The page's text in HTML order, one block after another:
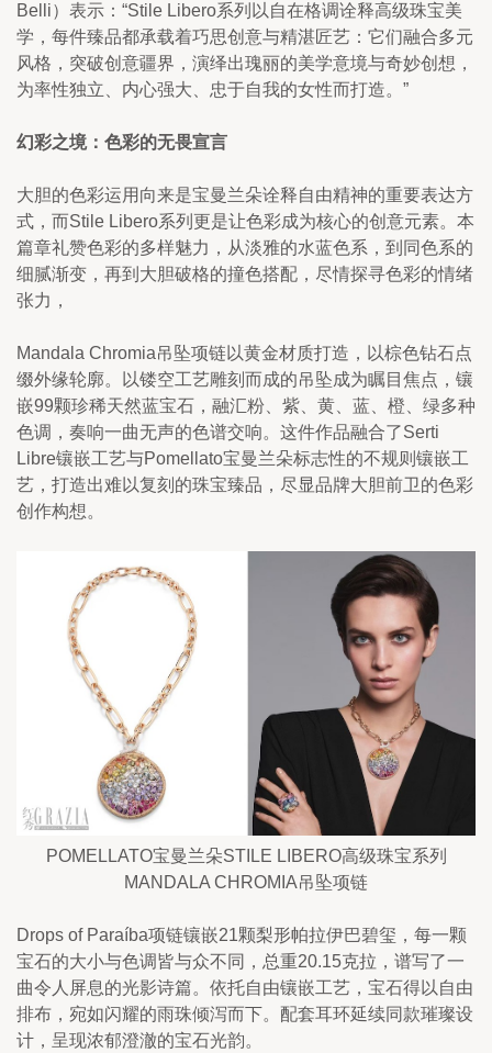
Belli）表示：“Stile Libero系列以自在格调诠释高级珠宝美
学，每件臻品都承载着巧思创意与精湛匠艺：它们融合多元
风格，突破创意疆界，演绎出瑰丽的美学意境与奇妙创想，
为率性独立、内心强大、忠于自我的女性而打造。”
幻彩之境：色彩的无畏宣言
大胆的色彩运用向来是宝曼兰朵诠释自由精神的重要表达方
式，而Stile Libero系列更是让色彩成为核心的创意元素。本
篇章礼赞色彩的多样魅力，从淡雅的水蓝色系，到同色系的
细腻渐变，再到大胆破格的撞色搭配，尽情探寻色彩的情绪
张力，
Mandala Chromia吊坠项链以黄金材质打造，以棕色钻石点
缀外缘轮廓。以镂空工艺雕刻而成的吊坠成为瞩目焦点，镶
嵌99颗珍稀天然蓝宝石，融汇粉、紫、黄、蓝、橙、绿多种
色调，奏响一曲无声的色谱交响。这件作品融合了Serti
Libre镶嵌工艺与Pomellato宝曼兰朵标志性的不规则镶嵌工
艺，打造出难以复刻的珠宝臻品，尽显品牌大胆前卫的色彩
创作构想。
POMELLATO宝曼兰朵STILE LIBERO高级珠宝系列
MANDALA CHROMIA吊坠项链
Drops of Paraíba项链镶嵌21颗梨形帕拉伊巴碧玺，每一颗
宝石的大小与色调皆与众不同，总重20.15克拉，谱写了一
曲令人屏息的光影诗篇。依托自由镶嵌工艺，宝石得以自由
排布，宛如闪耀的雨珠倾泻而下。配套耳环延续同款璀璨设
计，呈现浓郁澄澈的宝石光韵。